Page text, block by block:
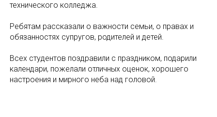
технического колледжа.
Ребятам рассказали о важности семьи, о правах и
обязанностях супругов, родителей и детей.
Всех студентов поздравили с праздником, подарили
календари, пожелали отличных оценок, хорошего
настроения и мирного неба над головой.